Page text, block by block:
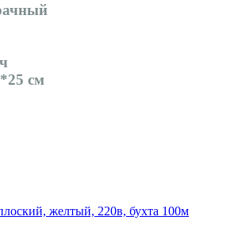
см
желтый, 220в, бухта 100м